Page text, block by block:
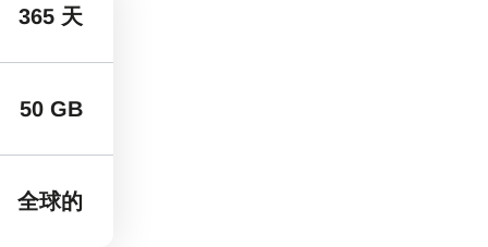
365 天
50 GB
全球的